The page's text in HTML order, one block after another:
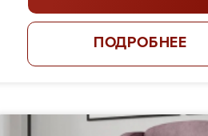
ПОДРОБНЕЕ